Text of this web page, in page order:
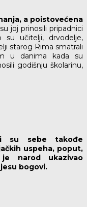
a poistovećena
joj prinosili pripadnici
su učitelji, drvodelje,
starog Rima smatrali
u danima kada su
godišnju školarinu,
su sebe takođe
uspeha, poput,
narod ukazivao
bogovi.